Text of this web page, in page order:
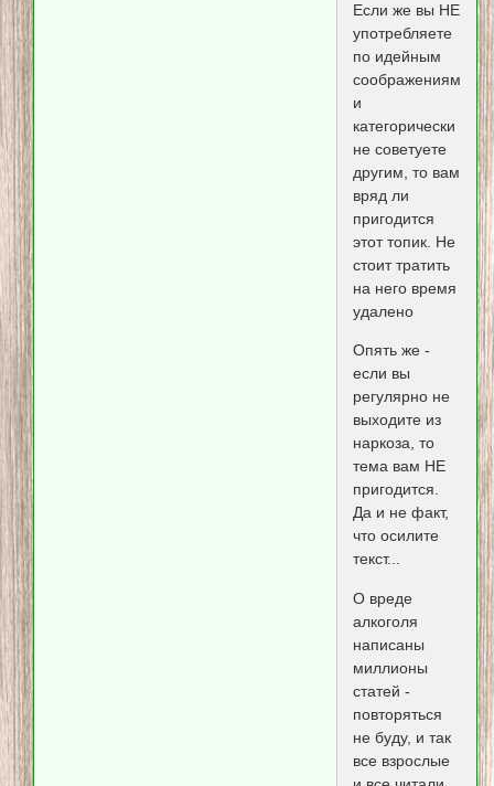
Если же вы НЕ
употребляете
по идейным
соображениям
и
категорически
не советуете
другим, то вам
вряд ли
пригодится
этот топик. Не
стоит тратить
на него время
удалено
Опять же -
если вы
регулярно не
выходите из
наркоза, то
тема вам НЕ
пригодится.
Да и не факт,
что осилите
текст...
О вреде
алкоголя
написаны
миллионы
статей -
повторяться
не буду, и так
все взрослые